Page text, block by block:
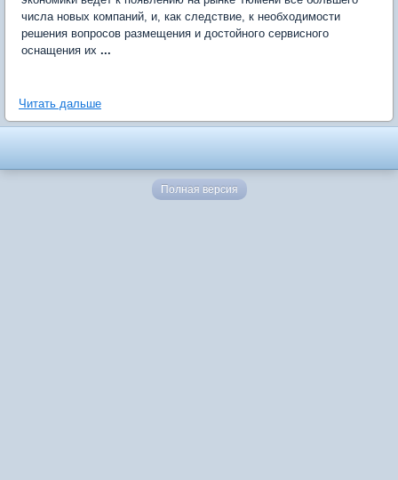
числа новых компаний, и, как следствие, к необходимости
решения вопросов размещения и достойного сервисного
оснащения их ...
Читать дальше
Полная версия